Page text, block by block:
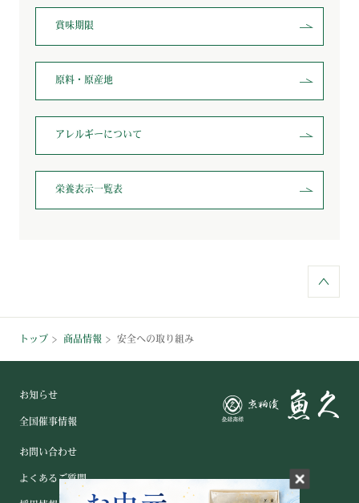
賞味期限
原料・原産地
アレルギーについて
栄養表示一覧表
トップ 商品情報 安全への取り組み
お知らせ
全国催事情報
お問い合わせ
よくあるご質問